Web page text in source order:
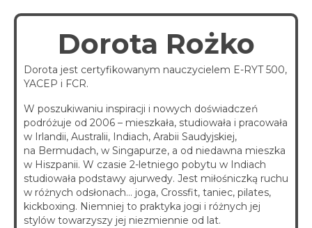
Dorota Rożko
Dorota jest certyfikowanym nauczycielem E-RYT 500,
YACEP i FCR.
W poszukiwaniu inspiracji i nowych doświadczeń
podróżuje od 2006 – mieszkała, studiowała i pracowała
w Irlandii, Australii, Indiach, Arabii Saudyjskiej,
na Bermudach, w Singapurze, a od niedawna mieszka
w Hiszpanii. W czasie 2-letniego pobytu w Indiach
studiowała podstawy ajurwedy. Jest miłośniczką ruchu
w różnych odsłonach… joga, Crossfit, taniec, pilates,
kickboxing. Niemniej to praktyka jogi i różnych jej
stylów towarzyszy jej niezmiennie od lat.